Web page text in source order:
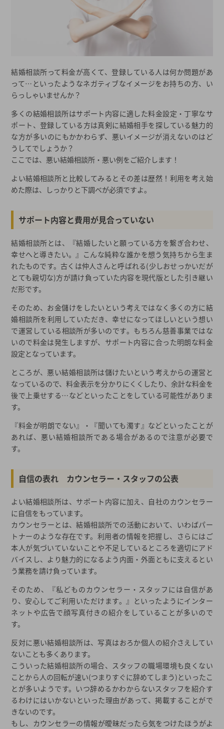
結婚相談所って料金が高くて、登録している人は何か問題があ
って…といったようなネガティブなイメージをお持ちの方、い
らっしゃいませんか？
多くの結婚相談所はサポート内容に適した料金設定・丁寧なサ
ポート、登録している方は真剣に結婚相手を探している魅力的
な方が多いのにもかかわらず、悪いイメージが消えないのはど
うしてでしょうか？
ここでは、悪い結婚相談所・悪い例をご紹介します！
よい結婚相談所と比較してみるとその差は歴然！利用を考え始
めた際は、しっかりと下調べが必須ですよ。
サポート内容と費用が見合っていない
結婚相談所とは、『結婚したいと願っている方を繋ぎ合わせ、
幸せへと導きたい。』こんな純粋な誰かを想う気持ちから生ま
れたものです。古くは仲人さんと呼ばれる(少しおせっかいだが
とても親切な)方が請け負っていた内容を現代版とした引き継い
だ形です。
そのため、お金儲けをしたいという考えではなく多くの方に結
婚相談所を利用していただき、幸せになってほしいという想い
で運営している相談所が多いのです。もちろん慈善事業ではな
いので料金は発生しますが、サポート内容に合った明朗な料金
設定となっています。
ところが、悪い結婚相談所は儲けたいという考えからの運営と
なっているので、料金表示を分かりにくくしたり、余計な料金を
後で上乗せする…などといったことをしている可能性がありま
す。
『料金が明朗でない』・『聞いても濁す』などといったことが
あれば、悪い結婚相談所である場合があるので注意が必要で
す。
自信の表れ カウンセラー・スタッフの公表
よい結婚相談所は、サポート内容に加え、自社のカウンセラー
に自信をもっています。
カウンセラーとは、結婚相談所での活動において、いわばパー
トナーのような存在です。利用者の情報を把握し、さらにはご
本人が気づいていないことや不足しているところを適切にアド
バイスし、より魅力的になるよう内面・外面ともに支えるとい
う業務を請け負っています。
そのため、『私どものカウンセラー・スタッフには自信があ
り、安心してご利用いただけます。』といったようにインター
ネットや広告で顔写真付きの紹介をしていることが多いので
す。
反対に悪い結婚相談所は、写真はおろか個人の紹介さえしてい
ないことも多くあります。
こういった結婚相談所の場合、スタッフの職場環境も良くない
ことから人の回転が速い(つまりすぐに辞めてしまう)といったこ
とが多いようです。いつ辞めるかわからないスタッフを紹介す
るわけにはいかないといった理由があって、掲載することがで
きないのです。
もし、カウンセラーの情報が曖昧だったら気をつけたほうがよ